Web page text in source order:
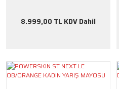
8.999,00 TL KDV Dahil